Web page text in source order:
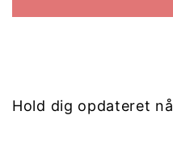
Hold dig opdateret